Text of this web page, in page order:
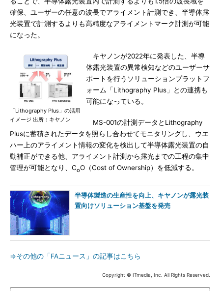
確保、ユーザーの任意の波長でアライメント計測でき、半導体露
光装置で計測するよりも高精度なアライメントマーク計測が可能
になった。
「Lithography Plus」の活用
イメージ 出所：キヤノン
キヤノンが2022年に発表した、半導
体露光装置の異常検知などのユーザーサ
ポートを行うソリューションプラットフ
ォーム「Lithography Plus」との連携も
可能になっている。
MS-001の計測データとLithography
Plusに蓄積されたデータを照らし合わせてモニタリングし、ウエ
ハー上のアライメント情報の変化を検出して半導体露光装置の自
動補正ができる他、アライメント計測から露光までの工程の集中
管理が可能となり、CoO（Cost of Ownership）を低減する。
半導体製造の生産性を向上、キヤノンが露光装
置向けソリューション基盤を発売
⇒その他の「FAニュース」の記事はこちら
Copyright © ITmedia, Inc. All Rights Reserved.